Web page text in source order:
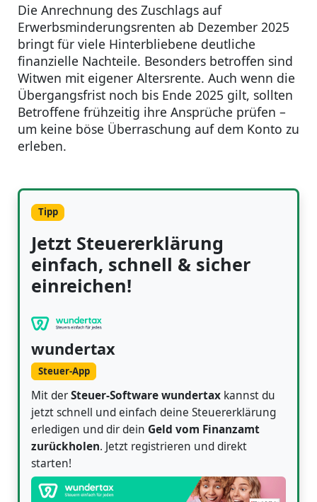
Die Anrechnung des Zuschlags auf
Erwerbsminderungsrenten ab Dezember 2025
bringt für viele Hinterbliebene deutliche
finanzielle Nachteile. Besonders betroffen sind
Witwen mit eigener Altersrente. Auch wenn die
Übergangsfrist noch bis Ende 2025 gilt, sollten
Betroffene frühzeitig ihre Ansprüche prüfen –
um keine böse Überraschung auf dem Konto zu
erleben.
Tipp
Jetzt Steuererklärung
einfach, schnell & sicher
einreichen!
wundertax
Steuer-App
Mit derSteuer-Software wundertax kannst du
jetzt schnell und einfach deine Steuererklärung
erledigen und dir dein Geld vom Finanzamt
zurückholen. Jetzt registrieren und direkt
starten!